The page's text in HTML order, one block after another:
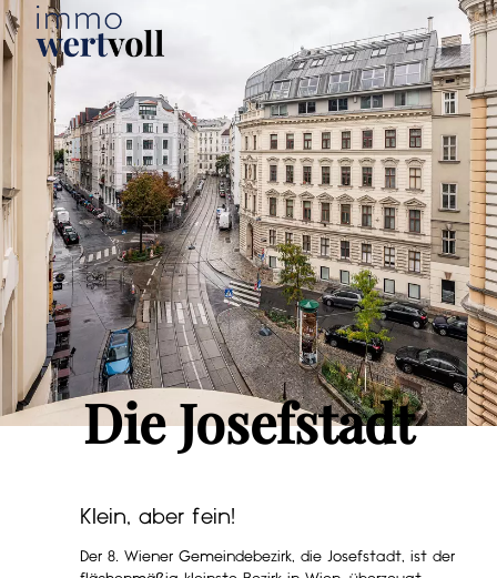
Die Josefstadt
Klein, aber fein!
Der 8. Wiener Gemeindebezirk, die Josefstadt, ist der